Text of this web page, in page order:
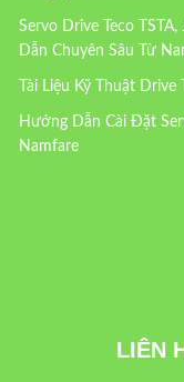
Servo Drive Teco
Dẫn Chuyên Sâu Từ
Tài Liệu Kỹ Thuật
Hướng Dẫn Cài Đặt
Namfare
LIÊN